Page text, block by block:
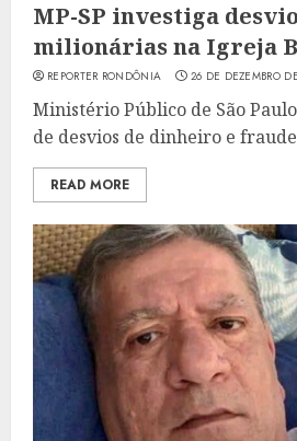
MP-SP investiga
milionárias na Igreja
REPORTER RONDÔNIA 26 DE DEZEMBRO
Ministério Público de São
de desvios de dinheiro e
READ MORE